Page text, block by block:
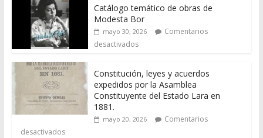
Catálogo temático de obras de
Modesta Bor
mayo 30, 2026
Comentarios
desactivados
Constitución, leyes y acuerdos
expedidos por la Asamblea
Constituyente del Estado Lara en
1881.
mayo 20, 2026
Comentarios
desactivados